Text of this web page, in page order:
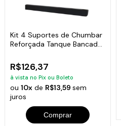
Kit 4 Suportes de Chumbar
Reforçada Tanque Bancada
R$126,37
à vista no Pix ou Boleto
ou10x de R$13,59sem
juros
Comprar